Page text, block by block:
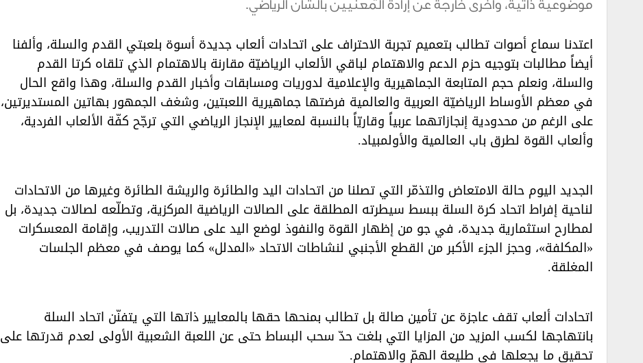
موضوعية ذاتية، وأخرى خارجة عن إرادة المعنيين بالشأن الرياضي.
اعتدنا سماع أصوات تطالب بتعميم تجربة الاحتراف على اتحادات ألعاب جديدة أسوة بلعبتي القدم والسلة، وألفنا
أيضاً مطالبات بتوجيه حزم الدعم والاهتمام لباقي الألعاب الرياضيّة مقارنة بالاهتمام الذي تلقاه كرتا القدم
والسلة، ونعلم حجم المتابعة الجماهيرية والإعلامية لدوريات ومسابقات وأخبار القدم والسلة، وهذا واقع الحال
في معظم الأوساط الرياضيّة العربية والعالمية فرضتها جماهيرية اللعبتين، وشغف الجمهور بهاتين المستديرتين،
على الرغم من محدودية إنجازاتهما عربياً وقاريّاً بالنسبة لمعايير الإنجاز الرياضي التي ترجّح كفّة الألعاب الفردية،
وألعاب القوة لطرق باب العالمية والأولمبياد.‏
الجديد اليوم حالة الامتعاض والتذمّر التي تصلنا من اتحادات اليد والطائرة والريشة الطائرة وغيرها من الاتحادات
لناحية إفراط اتحاد كرة السلة ببسط سيطرته المطلقة على الصالات الرياضية المركزية، وتطلّعه لصالات جديدة، بل
لمطارح استثمارية جديدة، في جو من إظهار القوة والنفوذ لوضع اليد على صالات التدريب، وإقامة المعسكرات
«المكلفة»، وحجز الجزء الأكبر من القطع الأجنبي لنشاطات الاتحاد «المدلل» كما يوصف في معظم الجلسات
المغلقة.‏
اتحادات ألعاب تقف عاجزة عن تأمين صالة بل تطالب بمنحها حقها بالمعايير ذاتها التي يتفنّن اتحاد السلة
بانتهاجها لكسب المزيد من المزايا التي بلغت حدّ سحب البساط حتى عن اللعبة الشعبية الأولى لعدم قدرتها على
تحقيق ما يجعلها في طليعة الهمّ والاهتمام.‏